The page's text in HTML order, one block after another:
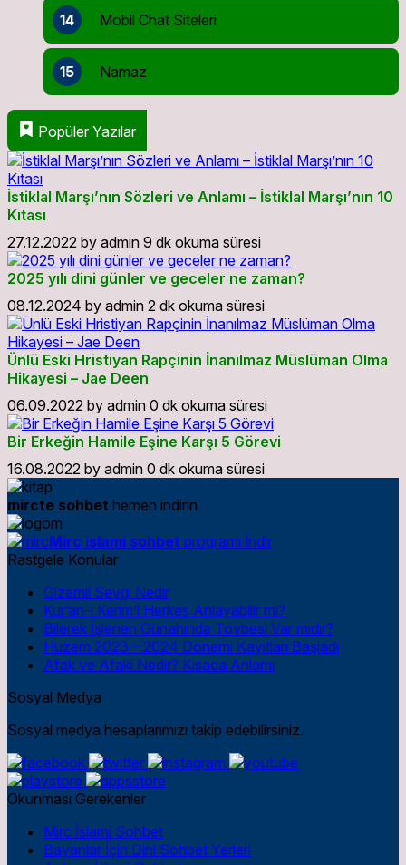
14 Mobil Chat Siteleri
15 Namaz
Popüler Yazılar
İstiklal Marşı’nın Sözleri ve Anlamı – İstiklal Marşı’nın 10
Kıtası
27.12.2022 by admin 9 dk okuma süresi
2025 yılı dini günler ve geceler ne zaman?
08.12.2024 by admin 2 dk okuma süresi
Ünlü Eski Hristiyan Rapçinin İnanılmaz Müslüman Olma
Hikayesi – Jae Deen
06.09.2022 by admin 0 dk okuma süresi
Bir Erkeğin Hamile Eşine Karşı 5 Görevi
16.08.2022 by admin 0 dk okuma süresi
mircte sohbet hemen indirin
Mirc islami sohbet programı İndir
Rastgele Konular
Gizemli Sevgi Nedir
Kur’an-ı Kerim’i Herkes Anlayabilir mi?
Bilerek İşlenen Günahında Tövbesi Var mıdır?
Huzem 2023 – 2024 Dönemi Kayıtları Başladı
Afak ve Afaki Nedir? Kısaca Anlamı
Sosyal Medya
Sosyal medya hesaplarımızı takip edebilirsiniz.
Okunması Gerekenler
Mirc İslami Sohbet
Bayanlar İçin Dini Sohbet Yerleri